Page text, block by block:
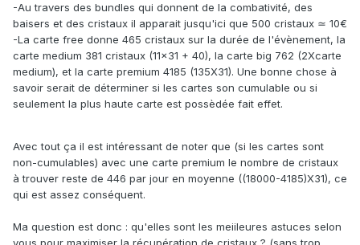
-Au travers des bundles qui donnent de la combativité, des
baisers et des cristaux il apparait jusqu'ici que 500 cristaux ≃ 10€
-La carte free donne 465 cristaux sur la durée de l'évènement, la
carte medium 381 cristaux (11x31 + 40), la carte big 762 (2Xcarte
medium), et la carte premium 4185 (135X31). Une bonne chose à
savoir serait de déterminer si les cartes son cumulable ou si
seulement la plus haute carte est possèdée fait effet.
Avec tout ça il est intéressant de noter que (si les cartes sont
non-cumulables) avec une carte premium le nombre de cristaux
à trouver reste de 446 par jour en moyenne ((18000-4185)X31), ce
qui est assez conséquent.
Ma question est donc : qu'elles sont les meiileures astuces selon